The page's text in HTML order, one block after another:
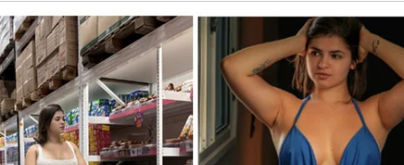
vez mais imprevisíveis. Ainda assim, pessoas
próximas ao apresentador afirmam que ele
continua aberto a novos projetos e negociações
futuras. Com uma carreira consolidada e enorme
reconhecimento popular, Galvão segue sendo um
dos nomes mais influentes da comunicação